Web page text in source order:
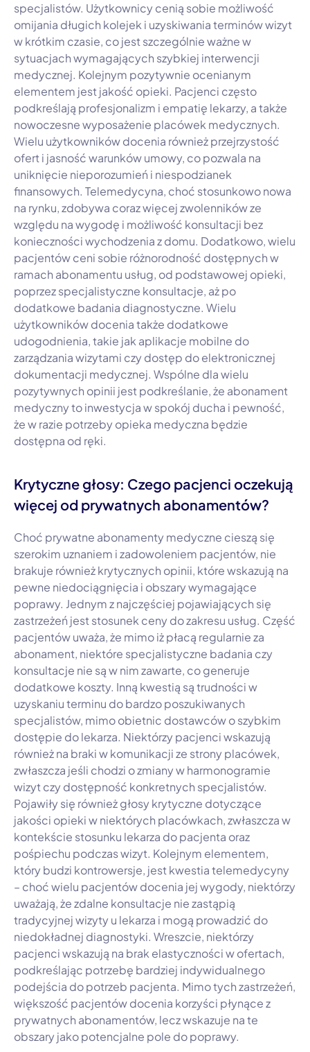
specjalistów. Użytkownicy cenią sobie możliwość
omijania długich kolejek i uzyskiwania terminów wizyt
w krótkim czasie, co jest szczególnie ważne w
sytuacjach wymagających szybkiej interwencji
medycznej. Kolejnym pozytywnie ocenianym
elementem jest jakość opieki. Pacjenci często
podkreślają profesjonalizm i empatię lekarzy, a także
nowoczesne wyposażenie placówek medycznych.
Wielu użytkowników docenia również przejrzystość
ofert i jasność warunków umowy, co pozwala na
uniknięcie nieporozumień i niespodzianek
finansowych. Telemedycyna, choć stosunkowo nowa
na rynku, zdobywa coraz więcej zwolenników ze
względu na wygodę i możliwość konsultacji bez
konieczności wychodzenia z domu. Dodatkowo, wielu
pacjentów ceni sobie różnorodność dostępnych w
ramach abonamentu usług, od podstawowej opieki,
poprzez specjalistyczne konsultacje, aż po
dodatkowe badania diagnostyczne. Wielu
użytkowników docenia także dodatkowe
udogodnienia, takie jak aplikacje mobilne do
zarządzania wizytami czy dostęp do elektronicznej
dokumentacji medycznej. Wspólne dla wielu
pozytywnych opinii jest podkreślanie, że abonament
medyczny to inwestycja w spokój ducha i pewność,
że w razie potrzeby opieka medyczna będzie
dostępna od ręki.
Krytyczne głosy: Czego pacjenci oczekują
więcej od prywatnych abonamentów?
Choć prywatne abonamenty medyczne cieszą się
szerokim uznaniem i zadowoleniem pacjentów, nie
brakuje również krytycznych opinii, które wskazują na
pewne niedociągnięcia i obszary wymagające
poprawy. Jednym z najczęściej pojawiających się
zastrzeżeń jest stosunek ceny do zakresu usług. Część
pacjentów uważa, że mimo iż płacą regularnie za
abonament, niektóre specjalistyczne badania czy
konsultacje nie są w nim zawarte, co generuje
dodatkowe koszty. Inną kwestią są trudności w
uzyskaniu terminu do bardzo poszukiwanych
specjalistów, mimo obietnic dostawców o szybkim
dostępie do lekarza. Niektórzy pacjenci wskazują
również na braki w komunikacji ze strony placówek,
zwłaszcza jeśli chodzi o zmiany w harmonogramie
wizyt czy dostępność konkretnych specjalistów.
Pojawiły się również głosy krytyczne dotyczące
jakości opieki w niektórych placówkach, zwłaszcza w
kontekście stosunku lekarza do pacjenta oraz
pośpiechu podczas wizyt. Kolejnym elementem,
który budzi kontrowersje, jest kwestia telemedycyny
– choć wielu pacjentów docenia jej wygody, niektórzy
uważają, że zdalne konsultacje nie zastąpią
tradycyjnej wizyty u lekarza i mogą prowadzić do
niedokładnej diagnostyki. Wreszcie, niektórzy
pacjenci wskazują na brak elastyczności w ofertach,
podkreślając potrzebę bardziej indywidualnego
podejścia do potrzeb pacjenta. Mimo tych zastrzeżeń,
większość pacjentów docenia korzyści płynące z
prywatnych abonamentów, lecz wskazuje na te
obszary jako potencjalne pole do poprawy.